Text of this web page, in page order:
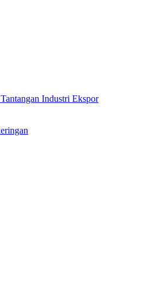
Industri Ekspor